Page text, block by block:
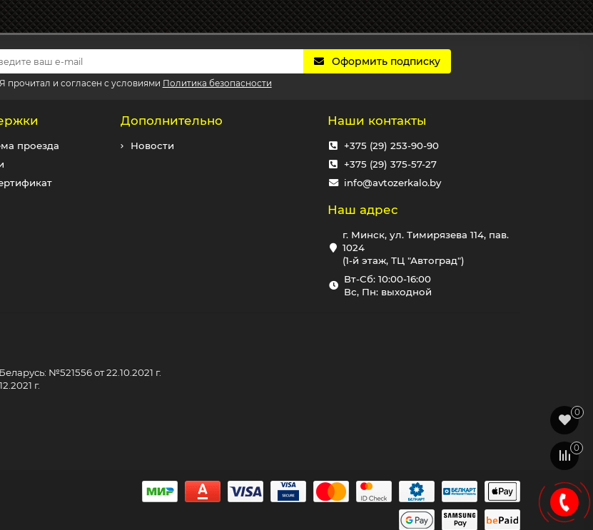
Оформить подписку
Я прочитал и согласен с условиями Политика безопасности
проезда
Дополнительно
Новости
Наши контакты
+375 (29) 253-90-90
+375 (29) 375-57-27
info@avtozerkalo.by
Наш адрес
г. Минск, ул. Тимирязева 114, пав.
1024
(1-й этаж, ТЦ "Автоград")
Вт-Сб: 10:00-16:00
Вс, Пн: выходной
№521556 от 22.10.2021 г.
г.
0
0